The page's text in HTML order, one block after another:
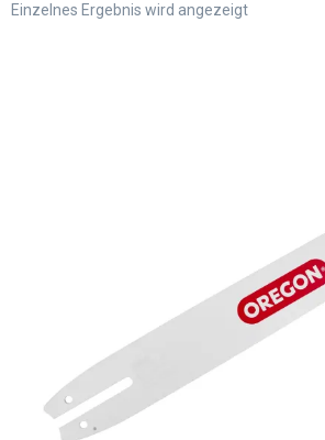
Einzelnes Ergebnis wird angezeigt